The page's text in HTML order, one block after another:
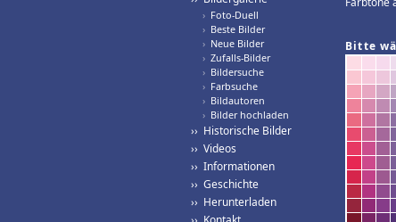
› Foto-Duell
› Beste Bilder
› Neue Bilder
› Zufalls-Bilder
› Bildersuche
› Farbsuche
› Bildautoren
› Bilder hochladen
›› Historische Bilder
›› Videos
›› Informationen
›› Geschichte
›› Herunterladen
Bitte